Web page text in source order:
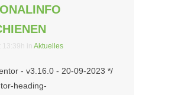
13:39h in Aktuelles
- v3.16.0 - 20-09-2023 */
heading-